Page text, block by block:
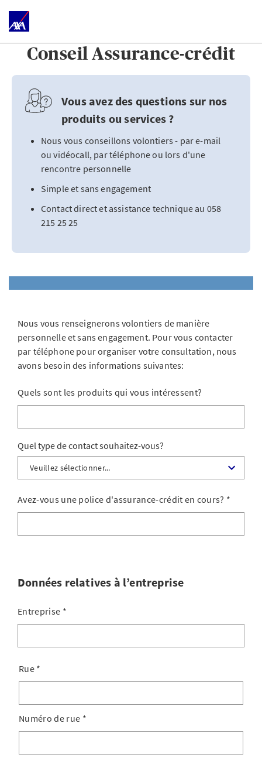
Conseil Assurance-crédit
Vous avez des questions sur nos
produits ou services ?
Nous vous conseillons volontiers - par e-mail
ou vidéocall, par téléphone ou lors d'une
rencontre personnelle
Simple et sans engagement
Contact direct et assistance technique au 058
215 25 25
Nous vous renseignerons volontiers de manière
personnelle et sans engagement. Pour vous contacter
par téléphone pour organiser votre consultation, nous
avons besoin des informations suivantes:
Quels sont les produits qui vous intéressent?
Quel type de contact souhaitez-vous?
Avez-vous une police d'assurance-crédit en cours? *
Données relatives à l’entreprise
Entreprise *
Rue *
Numéro de rue *